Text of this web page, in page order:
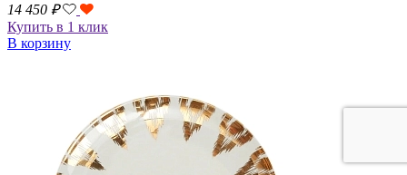
14 450 ₽
Купить в 1 клик
В корзину